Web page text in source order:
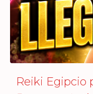
Reiki Egipcio